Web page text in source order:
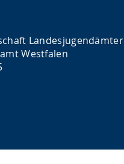
Landesjugendämter
Westfalen